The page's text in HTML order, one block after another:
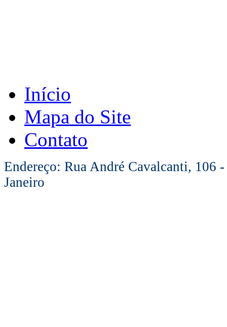
Início
Mapa do Site
Contato
Endereço: Rua André Cavalcanti, 106
Janeiro